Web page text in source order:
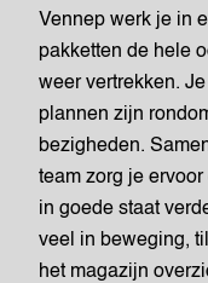
Vennep werk je in
pakketten de hele
weer vertrekken.
plannen zijn
bezigheden.
team zorg je
in goede staat
veel in beweging,
het magazijn